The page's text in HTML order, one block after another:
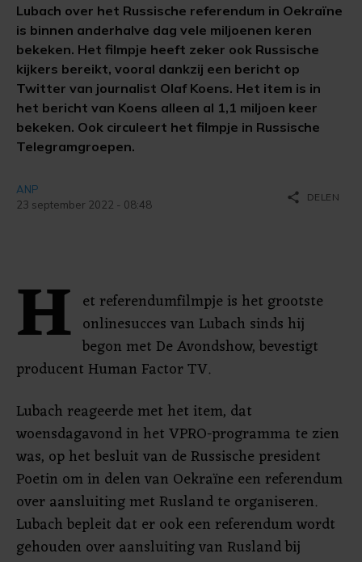
Lubach over het Russische referendum in Oekraïne
is binnen anderhalve dag vele miljoenen keren
bekeken. Het filmpje heeft zeker ook Russische
kijkers bereikt, vooral dankzij een bericht op
Twitter van journalist Olaf Koens. Het item is in
het bericht van Koens alleen al 1,1 miljoen keer
bekeken. Ook circuleert het filmpje in Russische
Telegramgroepen.
ANP
23 september 2022 - 08:48
share DELEN
H et referendumfilmpje is het grootste
onlinesucces van Lubach sinds hij
begon met De Avondshow, bevestigt
producent Human Factor TV.
Lubach reageerde met het item, dat
woensdagavond in het VPRO-programma te zien
was, op het besluit van de Russische president
Poetin om in delen van Oekraïne een referendum
over aansluiting met Rusland te organiseren.
Lubach bepleit dat er ook een referendum wordt
gehouden over aansluiting van Rusland bij